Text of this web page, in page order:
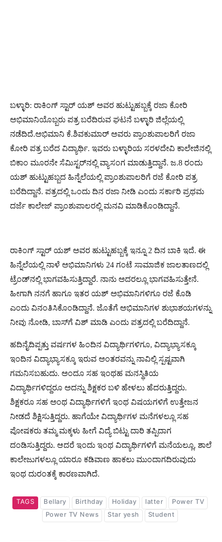
ಬಳ್ಳಾರಿ: ರಾಕಿಂಗ್ ಸ್ಟಾರ್ ಯಶ್ ಅವರ ಹುಟ್ಟುಹಬ್ಬಕ್ಕೆ ರಜಾ ಕೋರಿ
ಅಭಿಮಾನಿಯೊಬ್ಬರು ಪತ್ರ ಬರೆದಿರುವ ಘಟನೆ ಬಳ್ಳಾರಿ ಜಿಲ್ಲೆಯಲ್ಲಿ
ನಡೆದಿದೆ.ಅಭಿಮಾನಿ ಕೆ.ಶಿವಕುಮಾರ್ ಅವರು ಪ್ರಾಂಶುಪಾಲರಿಗೆ ರಜಾ
ಕೋರಿ ಪತ್ರ ಬರೆದ ವಿದ್ಯಾರ್ಥಿ. ಇವರು ಬಳ್ಳಾರಿಯ ಸರಳದೇವಿ ಕಾಲೇಜಿನಲ್ಲಿ
ಬಿಕಾಂ ಮೂರನೇ ಸೆಮಿಸ್ಟರ್‌ನಲ್ಲಿ ವ್ಯಾಸಂಗ ಮಾಡುತ್ತಿದ್ದಾನೆ. ಜ.8 ರಂದು
ಯಶ್ ಹುಟ್ಟುಹಬ್ಬದ ಹಿನ್ನೆಲೆಯಲ್ಲಿ ಪ್ರಾಂಶುಪಾಲರಿಗೆ ರಜೆ ಕೋರಿ ಪತ್ರ
ಬರೆದಿದ್ದಾನೆ. ಪತ್ರದಲ್ಲಿ ಒಂದು ದಿನ ರಜಾ ನೀಡಿ ಎಂದು ಸರ್ಕಾರಿ ಪ್ರಥಮ
ದರ್ಜೆ ಕಾಲೇಜ್ ಪ್ರಾಂಶುಪಾಲರಲ್ಲಿ ಮನವಿ ಮಾಡಿಕೊಂಡಿದ್ದಾನೆ.
ರಾಕಿಂಗ್ ಸ್ಟಾರ್ ಯಶ್ ಅವರ ಹುಟ್ಟುಹಬ್ಬಕ್ಕೆ ಇನ್ನೂ 2 ದಿನ ಬಾಕಿ ಇದೆ. ಈ
ಹಿನ್ನೆಲೆಯಲ್ಲಿ ನಾಳೆ ಅಭಿಮಾನಿಗಳು 24 ಗಂಟೆ ಸಾಮಾಜಿಕ ಜಾಲತಾಣದಲ್ಲಿ
ಟ್ರೆಂಡ್‌ನಲ್ಲಿ ಭಾಗವಹಿಸುತ್ತಿದ್ದಾರೆ. ನಾನು ಅದರಲ್ಲೂ ಭಾಗವಹಿಸುತ್ತೇನೆ.
ಹೀಗಾಗಿ ನನಗೆ ಹಾಗೂ ಇತರ ಯಶ್ ಅಭಿಮಾನಿಗಳಿಗೂ ರಜೆ ಕೊಡಿ
ಎಂದು ವಿನಂತಿಸಿಕೊಂಡಿದ್ದಾನೆ. ಜೊತೆಗೆ ಅಭಿಮಾನಿಗಳ ಶುಭಾಶಯಗಳನ್ನು
ನೀವು ನೋಡಿ, ಬಾಸ್‌ಗೆ ವಿಶ್ ಮಾಡಿ ಎಂದು ಪತ್ರದಲ್ಲಿ ಬರೆದಿದ್ದಾನೆ.
ಹದಿನೈದಿಪ್ಪತ್ತು ವರ್ಷಗಳ ಹಿಂದಿನ ವಿದ್ಯಾರ್ಥಿಗಳಿಗೂ, ವಿದ್ಯಾಭ್ಯಾಸಕ್ಕೂ
ಇಂದಿನ ವಿದ್ಯಾಭ್ಯಾಸಕ್ಕೂ ಇರುವ ಅಂತರವನ್ನು ನಾವಿಲ್ಲಿ ಸ್ಪಷ್ಟವಾಗಿ
ಗಮನಿಸಬಹುದು. ಅಂದೂ ಸಹ ಇಂಥಹ ಮನಸ್ಥಿತಿಯ
ವಿದ್ಯಾರ್ಥಿಗಳಿದ್ದರೂ ಅದನ್ನು ಶಿಕ್ಷಕರ ಬಳಿ ಹೇಳಲು ಹೆದರುತ್ತಿದ್ದರು.
ಶಿಕ್ಷಕರೂ ಸಹ ಅಂಥ ವಿದ್ಯಾರ್ಥಿಗಳಿಗೆ ಇಂಥ ವಿಷಯಗಳಿಗೆ ಉತ್ತೇಜನ
ನೀಡದೆ ಶಿಕ್ಷಿಸುತ್ತಿದ್ದರು. ಹಾಗೆಯೇ ವಿದ್ಯಾರ್ಥಿಗಳ ಮನೆಗಳಲ್ಲೂ ಸಹ
ಪೋಷಕರು ತಮ್ಮ ಮಕ್ಕಳು ಹೀಗೆ ವಿದ್ಯೆ ಬಿಟ್ಟು ದಾರಿ ತಪ್ಪಿದಾಗ
ದಂಡಿಸುತ್ತಿದ್ದರು. ಆದರೆ ಇಂದು ಇಂಥ ವಿದ್ಯಾರ್ಥಿಗಳಿಗೆ ಮನೆಯಲ್ಲೂ, ಶಾಲೆ
ಕಾಲೇಜುಗಳಲ್ಲೂ ಯಾರೂ ಕಡಿವಾಣ ಹಾಕಲು ಮುಂದಾಗದಿರುವುದು
ಇಂಥ ದುರಂತಕ್ಕೆ ಕಾರಣವಾಗಿದೆ.
TAGS Bellary Birthday Holiday latter
Power TV
Power TV News
Star yesh Student